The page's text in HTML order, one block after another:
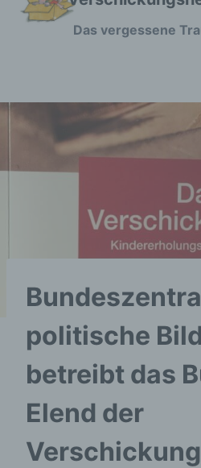
Zum
Das vergessene
politische
betreibt das
Elend der